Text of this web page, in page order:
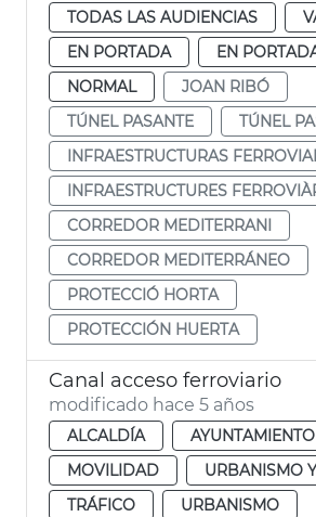
TODAS LAS AUDIENCIAS
EN PORTADA
EN
NORMAL
JOAN RIBÓ
TÚNEL PASANTE
TÚNEL
INFRAESTRUCTURAS
INFRAESTRUCTURES
CORREDOR MEDITERRANI
CORREDOR MEDITERRÁNEO
PROTECCIÓ HORTA
PROTECCIÓN HUERTA
Canal acceso ferroviario
modificado hace 5 años
ALCALDÍA
AYUNTAMIENTO
MOVILIDAD
URBANISMO
TRÁFICO
URBANISMO